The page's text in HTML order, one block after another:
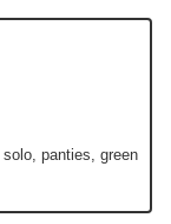
panties, green